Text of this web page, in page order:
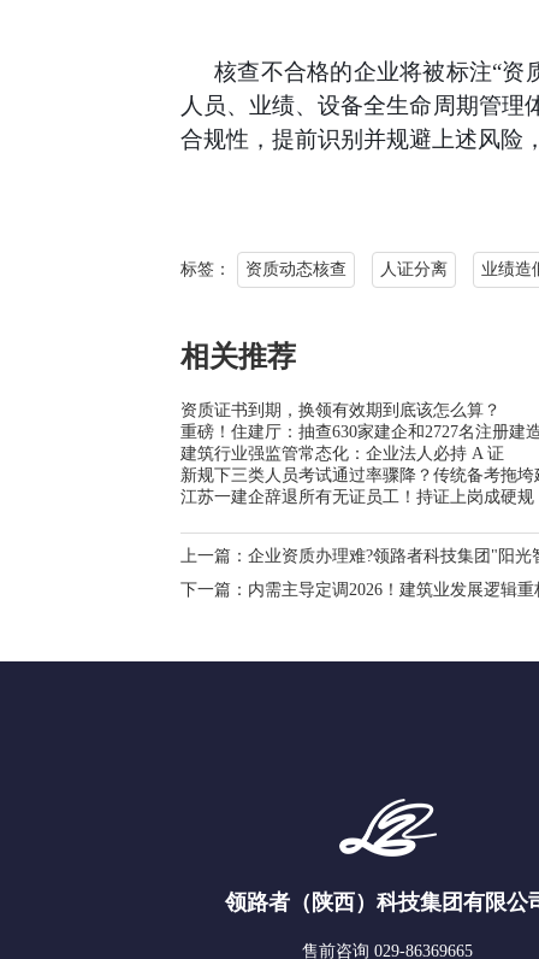
核查不合格的企业将被标注“资
人员、业绩、设备全生命周期管理
合规性，提前识别并规避上述风险
标签： 资质动态核查 人证分离 业绩造
相关推荐
资质证书到期，换领有效期到底该怎么算？
重磅！住建厅：抽查630家建企和2727名注册建
建筑行业强监管常态化：企业法人必持 A 证
新规下三类人员考试通过率骤降？传统备考拖垮
江苏一建企辞退所有无证员工！持证上岗成硬
上一篇： 企业资质办理难?领路者科技集团"阳
下一篇： 内需主导定调2026！建筑业发展逻辑
领路者（陕西）科技集团有限公
售前咨询 029-86369665